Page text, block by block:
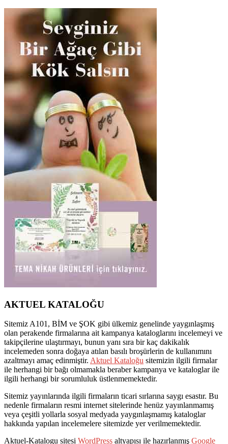
AKTUEL KATALOĞU
Sitemiz A101, BİM ve ŞOK gibi ülkemiz genelinde yaygınlaşmış
olan perakende firmalarına ait kampanya kataloglarını incelemeyi ve
takipçilerine ulaştırmayı, bunun yanı sıra bir kaç dakikalık
incelemeden sonra doğaya atılan basılı broşürlerin de kullanımını
azaltmayı amaç edinmiştir. Aktuel Kataloğu sitemizin ilgili firmalar
ile herhangi bir bağı olmamakla beraber kampanya ve kataloglar ile
ilgili herhangi bir sorumluluk üstlenmemektedir.
Sitemiz yayınlarında ilgili firmaların ticari sırlarına saygı esastır. Bu
nedenle firmaların resmi internet sitelerinde henüz yayınlanmamış
veya çeşitli yollarla sosyal medyada yaygınlaşmamış kataloglar
hakkında yapılan incelemelere sitemizde yer verilmemektedir.
Aktuel-Katalogu sitesi WordPress altyapısı ile hazırlanmış Google